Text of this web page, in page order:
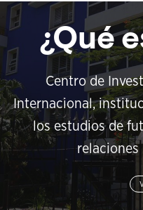
¿Qué
Centro de
Internacional,
los estudios de
relaciones